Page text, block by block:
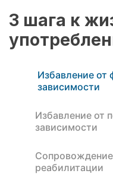
3 шага к
Избавление от
зависимости
Избавление от
зависимости
реабилитации